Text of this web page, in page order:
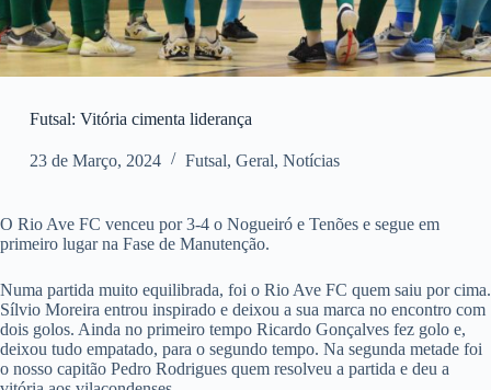
Futsal: Vitória cimenta liderança
23 de Março, 2024 Futsal, Geral, Notícias
O Rio Ave FC venceu por 3-4 o Nogueiró e Tenões e segue em
primeiro lugar na Fase de Manutenção.
Numa partida muito equilibrada, foi o Rio Ave FC quem saiu por cima.
Sílvio Moreira entrou inspirado e deixou a sua marca no encontro com
dois golos. Ainda no primeiro tempo Ricardo Gonçalves fez golo e,
deixou tudo empatado, para o segundo tempo. Na segunda metade foi
o nosso capitão Pedro Rodrigues quem resolveu a partida e deu a